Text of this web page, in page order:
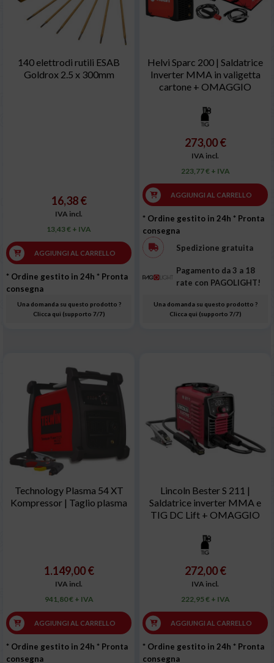
140 elettrodi rutili ESAB
Goldrox 2.5 x 300mm
16,38 €
IVA incl.
13,43 € + IVA
AGGIUNGI AL CARRELLO
* Ordine gestito in 24h * Pronta
consegna
Una domanda su questo prodotto ?
Clicca qui (supporto 7/7)
Helvi Sparc 200 | Saldatrice
Inverter MMA in valigetta
cartone + OMAGGIO
273,00 €
IVA incl.
223,77 € + IVA
AGGIUNGI AL CARRELLO
* Ordine gestito in 24h * Pronta
consegna
Spedizione gratuita
Pagamento da 3 a 18
rate con PAGOLIGHT!
Una domanda su questo prodotto ?
Clicca qui (supporto 7/7)
Technology Plasma 54 XT
Kompressor | Taglio plasma
1.149,00 €
IVA incl.
941,80 € + IVA
AGGIUNGI AL CARRELLO
* Ordine gestito in 24h * Pronta
consegna
Lincoln Bester S 211 |
Saldatrice inverter MMA e
TIG DC Lift + OMAGGIO
272,00 €
IVA incl.
222,95 € + IVA
AGGIUNGI AL CARRELLO
* Ordine gestito in 24h * Pronta
consegna